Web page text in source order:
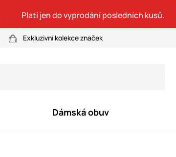
Platí jen do vyprodání posledních kusů.
Exkluzivní kolekce značek
Dámská obuv